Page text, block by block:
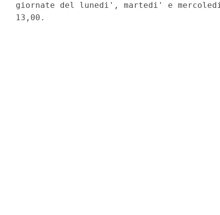
giornate del lunedi', martedi' e
13,00.